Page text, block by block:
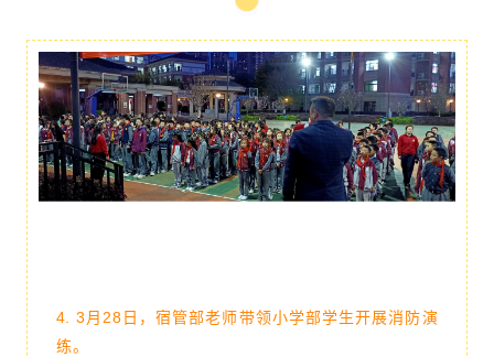
4.3月28日，宿管部老师带领小学部学生开展消防演
练。